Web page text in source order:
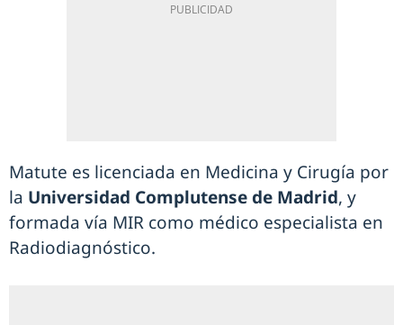
Matute es licenciada en Medicina y Cirugía por
la Universidad Complutense de Madrid, y
formada vía MIR como médico especialista en
Radiodiagnóstico.